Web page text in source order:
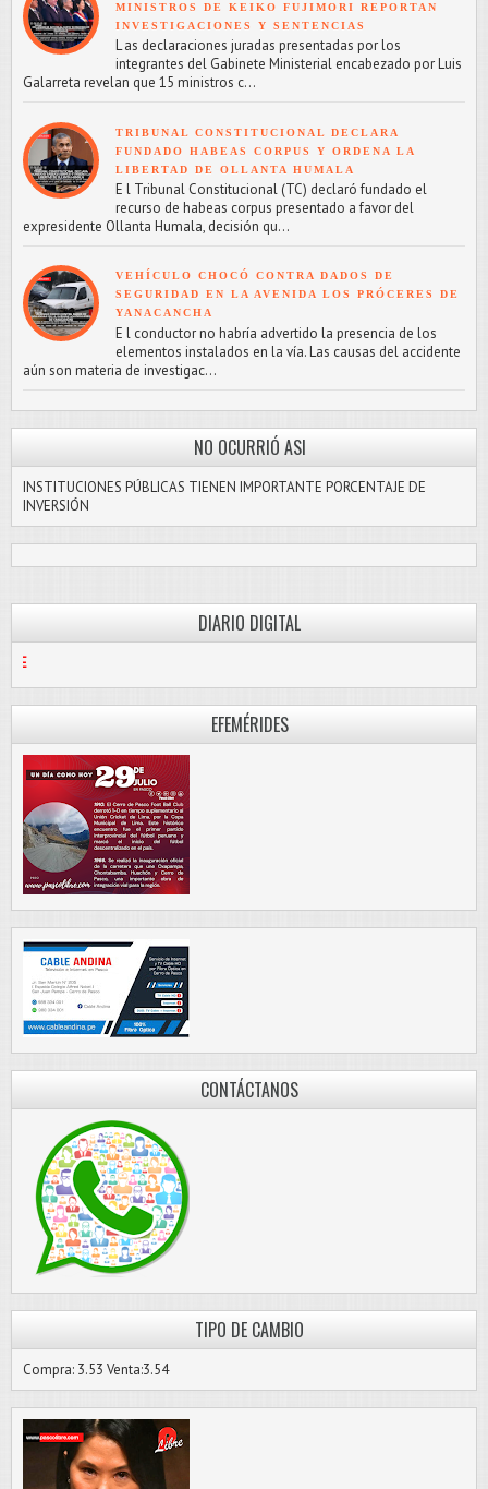
MINISTROS DE KEIKO FUJIMORI REPORTAN
INVESTIGACIONES Y SENTENCIAS
L as declaraciones juradas presentadas por los
integrantes del Gabinete Ministerial encabezado por Luis
Galarreta revelan que 15 ministros c...
TRIBUNAL CONSTITUCIONAL DECLARA
FUNDADO HABEAS CORPUS Y ORDENA LA
LIBERTAD DE OLLANTA HUMALA
E l Tribunal Constitucional (TC) declaró fundado el
recurso de habeas corpus presentado a favor del
expresidente Ollanta Humala, decisión qu...
VEHÍCULO CHOCÓ CONTRA DADOS DE
SEGURIDAD EN LA AVENIDA LOS PRÓCERES DE
YANACANCHA
E l conductor no habría advertido la presencia de los
elementos instalados en la vía. Las causas del accidente
aún son materia de investigac...
NO OCURRIÓ ASI
INSTITUCIONES PÚBLICAS TIENEN IMPORTANTE PORCENTAJE DE
INVERSIÓN
DIARIO DIGITAL
EFEMÉRIDES
CONTÁCTANOS
TIPO DE CAMBIO
Compra: 3.53 Venta:3.54